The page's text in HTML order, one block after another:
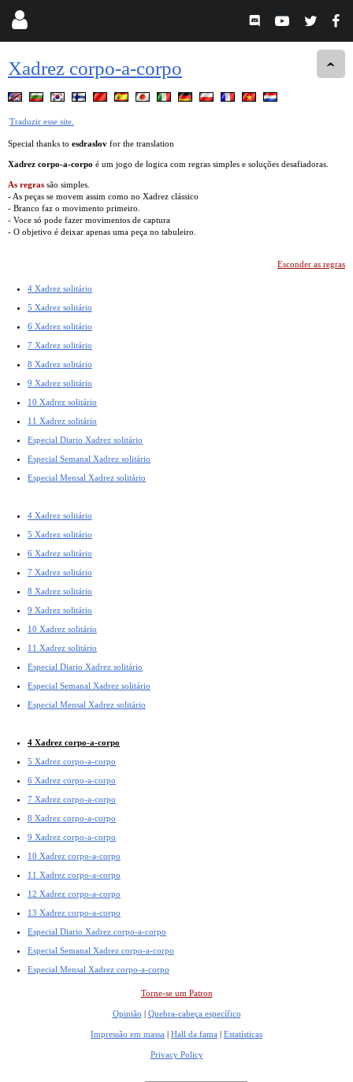
Xadrez corpo-a-corpo
Traduzir esse site.
Special thanks to esdraslov for the translation
Xadrez corpo-a-corpo é um jogo de logica com regras simples e soluções desafiadoras.
As regras são simples.
- As peças se movem assim como no Xadrez clássico
- Branco faz o movimento primeiro.
- Voce só pode fazer movimentos de captura
- O objetivo é deixar apenas uma peça no tabuleiro.
Esconder as regras
4 Xadrez solitário
5 Xadrez solitário
6 Xadrez solitário
7 Xadrez solitário
8 Xadrez solitário
9 Xadrez solitário
10 Xadrez solitário
11 Xadrez solitário
Especial Diario Xadrez solitário
Especial Semanal Xadrez solitário
Especial Mensal Xadrez solitário
4 Xadrez solitário
5 Xadrez solitário
6 Xadrez solitário
7 Xadrez solitário
8 Xadrez solitário
9 Xadrez solitário
10 Xadrez solitário
11 Xadrez solitário
Especial Diario Xadrez solitário
Especial Semanal Xadrez solitário
Especial Mensal Xadrez solitário
4 Xadrez corpo-a-corpo
5 Xadrez corpo-a-corpo
6 Xadrez corpo-a-corpo
7 Xadrez corpo-a-corpo
8 Xadrez corpo-a-corpo
9 Xadrez corpo-a-corpo
10 Xadrez corpo-a-corpo
11 Xadrez corpo-a-corpo
12 Xadrez corpo-a-corpo
13 Xadrez corpo-a-corpo
Especial Diario Xadrez corpo-a-corpo
Especial Semanal Xadrez corpo-a-corpo
Especial Mensal Xadrez corpo-a-corpo
Torne-se um Patron
Opinião | Quebra-cabeça específico
Impressão em massa | Hall da fama | Estatísticas
Privacy Policy